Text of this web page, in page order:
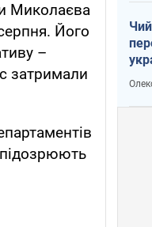
Миколаєва
Його
–
затримали